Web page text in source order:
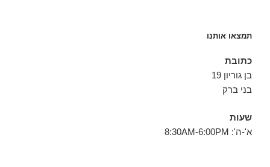
תמצאו אותנו
כתובת
בן גוריון 19
בני ברק
שעות
א'-ה': 8:30AM-6:00PM